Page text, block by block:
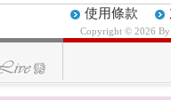
使用條款
Copyright © 2026